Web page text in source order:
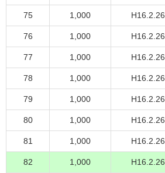
75 1,000 H16.2.26
76 1,000 H16.2.26
77 1,000 H16.2.26
78 1,000 H16.2.26
79 1,000 H16.2.26
80 1,000 H16.2.26
81 1,000 H16.2.26
82 1,000 H16.2.26